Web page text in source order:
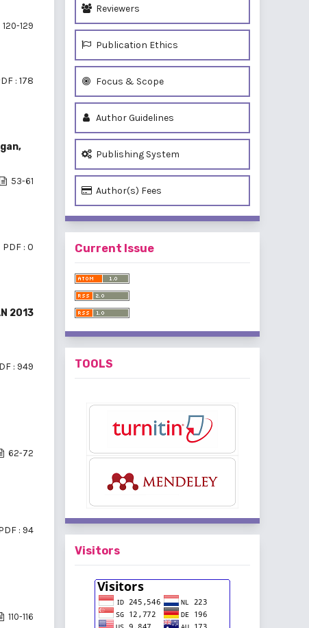
120-129
: 178
53-61
PDF : 0
2013
: 949
62-72
: 94
110-116
Reviewers
Publication Ethics
Focus & Scope
Author Guidelines
Publishing System
Author(s) Fees
Current Issue
TOOLS
Visitors